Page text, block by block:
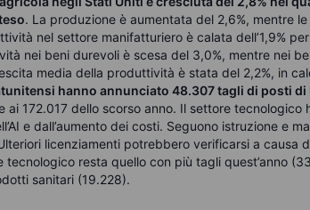
. La produzione è aumentata del 2,6%, mentre
nel settore manifatturiero è calata dell’1,9%
nei beni durevoli è scesa del 3,0%, mentre nei
media della produttività è stata del 2,2%, in
hanno annunciato 48.307 tagli di posti di
ai 172.017 dello scorso anno. Il settore tecnologico
e dall’aumento dei costi. Seguono istruzione e
licenziamenti potrebbero verificarsi a causa
tecnologico resta quello con più tagli quest’anno
sanitari (19.228).